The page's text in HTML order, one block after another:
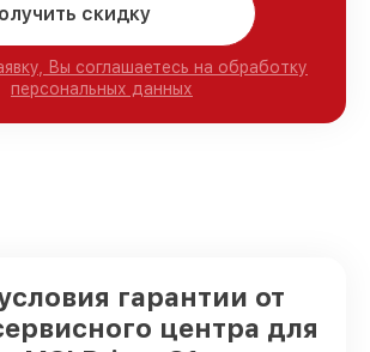
скидку
Вы соглашаетесь на обработку
персональных данных
гарантии от
центра для